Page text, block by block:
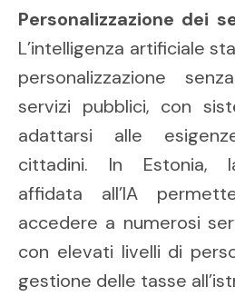
Personalizzazione dei
L’intelligenza artificiale
personalizzazione
servizi pubblici, con
adattarsi alle
cittadini. In Estonia,
affidata all’IA
accedere a numerosi
con elevati livelli di
gestione delle tasse